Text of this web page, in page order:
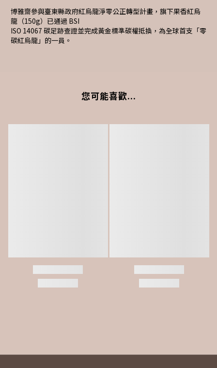
博雅齋參與臺東縣政府紅烏龍淨零公正轉型計畫，旗下果香紅烏
龍（150g）已通過 BSI
ISO 14067 碳足跡查證並完成黃金標準碳權抵換，為全球首支「零
碳紅烏龍」的一員。
您可能喜歡...